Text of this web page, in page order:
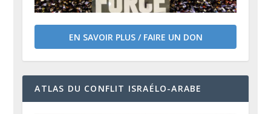
EN SAVOIR PLUS / FAIRE UN DON
ATLAS DU CONFLIT ISRAÉLO-ARABE